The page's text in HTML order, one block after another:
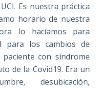
Es nuestra práctica
horario de nuestra
lo hacíamos para
para los cambios de
con síndrome
de la Covid19. Era un
desubicación,